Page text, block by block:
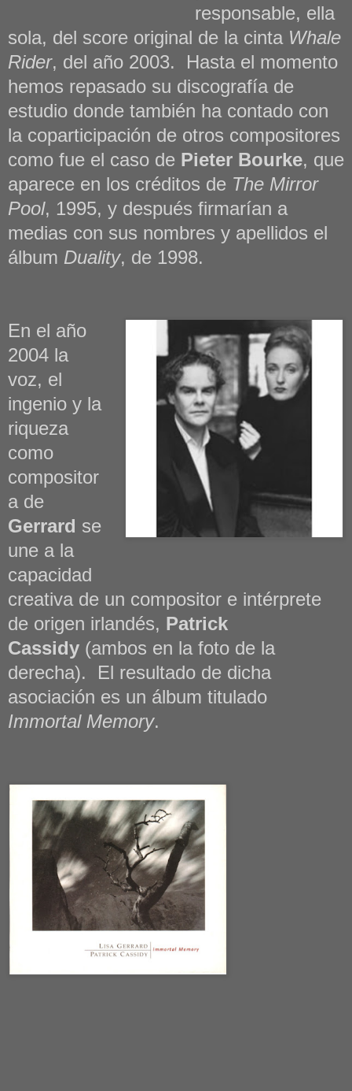
responsable, ella
sola, del score original de la cinta Whale
Rider, del año 2003. Hasta el momento
hemos repasado su discografía de
estudio donde también ha contado con
la coparticipación de otros compositores
como fue el caso de Pieter Bourke, que
aparece en los créditos de The Mirror
Pool, 1995, y después firmarían a
medias con sus nombres y apellidos el
álbum Duality, de 1998.
En el año
2004 la
voz, el
ingenio y la
riqueza
como
compositor
a de
Gerrard se
une a la
capacidad
creativa de un compositor e intérprete
de origen irlandés, Patrick
Cassidy (ambos en la foto de la
derecha). El resultado de dicha
asociación es un álbum titulado
Immortal Memory.